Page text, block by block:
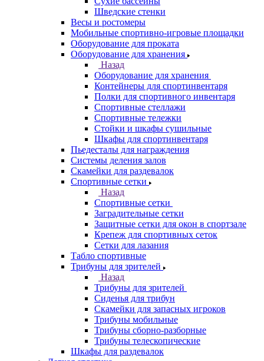
Шведские стенки
Весы и ростомеры
Мобильные спортивно-игровые площадки
Оборудование для проката
Оборудование для хранения
Назад
Оборудование для хранения
Контейнеры для спортинвентаря
Полки для спортивного инвентаря
Спортивные стеллажи
Спортивные тележки
Стойки и шкафы сушильные
Шкафы для спортинвентаря
Пьедесталы для награждения
Системы деления залов
Скамейки для раздевалок
Спортивные сетки
Назад
Спортивные сетки
Заградительные сетки
Защитные сетки для окон в спортзале
Крепеж для спортивных сеток
Сетки для лазания
Табло спортивные
Трибуны для зрителей
Назад
Трибуны для зрителей
Сиденья для трибун
Скамейки для запасных игроков
Трибуны мобильные
Трибуны сборно-разборные
Трибуны телескопические
Шкафы для раздевалок